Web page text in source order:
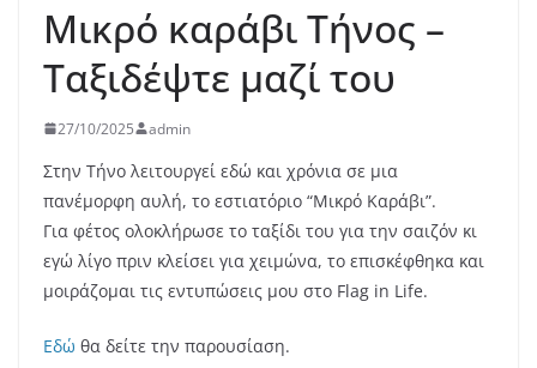
Μικρό καράβι Τήνος –
Ταξιδέψτε μαζί του
27/10/2025 admin
Στην Τήνο λειτουργεί εδώ και χρόνια σε μια
πανέμορφη αυλή, το εστιατόριο “Μικρό Καράβι”.
Για φέτος ολοκλήρωσε το ταξίδι του για την σαιζόν κι
εγώ λίγο πριν κλείσει για χειμώνα, το επισκέφθηκα και
μοιράζομαι τις εντυπώσεις μου στο Flag in Life.
Εδώ θα δείτε την παρουσίαση.